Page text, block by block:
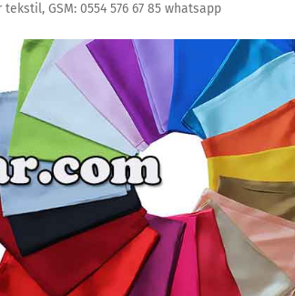
tekstil, GSM: 0554 576 67 85 whatsapp